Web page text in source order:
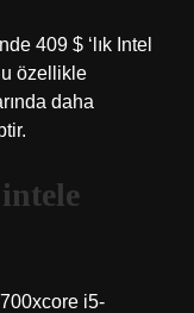
409 $ ‘lık Intel
özellikle
daha
i5-